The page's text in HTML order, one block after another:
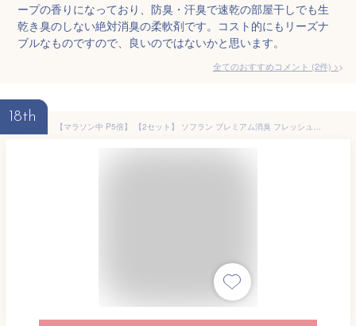
ープの香りになっており、防臭・汗臭で速乾の部屋干しでも生
乾き臭のしない絶対消臭の柔軟剤です。コスト的にもリーズナ
ブルなものですので、良いのではないかと思います。
全てのおすすめコメント (2件) >
18th
【マラソン中 P5倍】 【2セット】 ソフラン プレミアム消臭 フレッシュグリーンアロマの香り つめかえ用特大 1260ml 詰替え 柔軟剤 ニオイ 部屋干し 衣類 洋服 洗濯 洗剤 防臭 汗臭 赤ちゃん ベビー LION ライオン